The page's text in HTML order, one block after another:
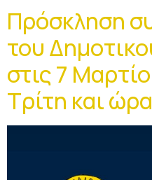
Πρόσκληση
του
στις 7
Τρίτη και